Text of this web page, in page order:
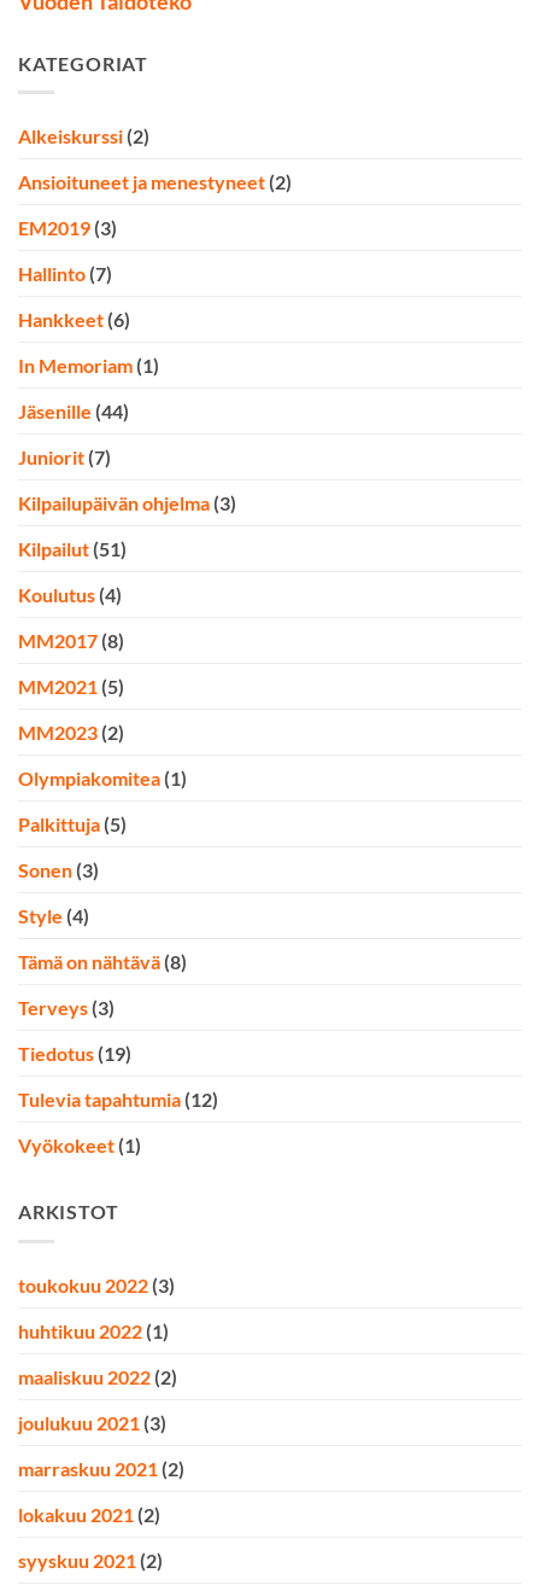
KATEGORIAT
Alkeiskurssi (2)
Ansioituneet ja menestyneet (2)
EM2019 (3)
Hallinto (7)
Hankkeet (6)
In Memoriam (1)
Jäsenille (44)
Juniorit (7)
Kilpailupäivän ohjelma (3)
Kilpailut (51)
Koulutus (4)
MM2017 (8)
MM2021 (5)
MM2023 (2)
Olympiakomitea (1)
Palkittuja (5)
Sonen (3)
Style (4)
Tämä on nähtävä (8)
Terveys (3)
Tiedotus (19)
Tulevia tapahtumia (12)
Vyökokeet (1)
ARKISTOT
toukokuu 2022 (3)
huhtikuu 2022 (1)
maaliskuu 2022 (2)
joulukuu 2021 (3)
marraskuu 2021 (2)
lokakuu 2021 (2)
syyskuu 2021 (2)